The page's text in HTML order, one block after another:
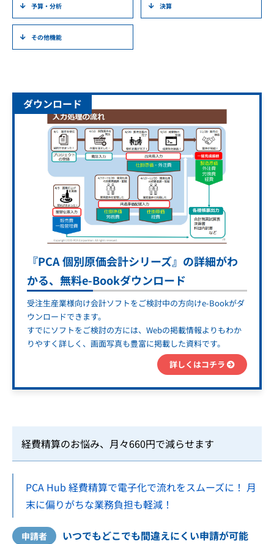
予算・分析 決算
その他機能
ダウンロード
『PCA 個別原価会計シリーズ』の詳細がわ
かる、無料e-Bookダウンロード
受注生産業様向け会計ソフトをご検討中の方向けe-Bookがダ
ウンロードできます。
すでにソフトをご検討の方には、Webの掲載情報よりもわか
りやすく詳しく、画面写真も豊富に掲載した資料です。
詳しくはコチラ
経費精算のお悩み、月々660円で減らせます
PCA Hub 経費精算で電子化で流れをスムーズに！ 月
末に偏りがちな業務負担も軽減！
申請者 いつでもどこでも間違えにくい申請が可能